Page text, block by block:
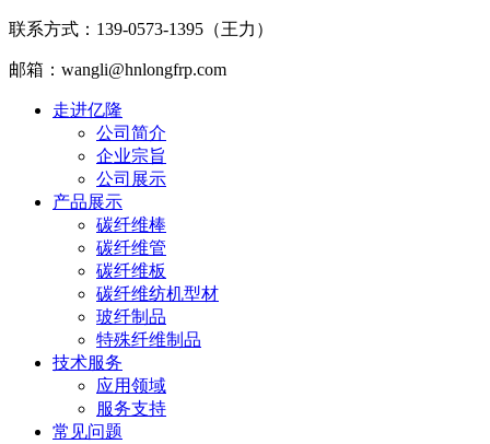
联系方式：139-0573-1395（王力）
邮箱：wangli@hnlongfrp.com
走进亿隆
公司简介
企业宗旨
公司展示
产品展示
碳纤维棒
碳纤维管
碳纤维板
碳纤维纺机型材
玻纤制品
特殊纤维制品
技术服务
应用领域
服务支持
常见问题